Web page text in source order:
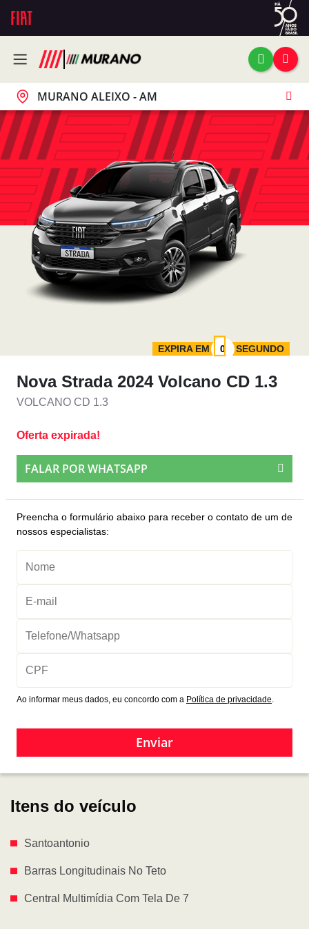
MURANO ALEIXO - AM
Itens do veículo
Santoantonio
Barras Longitudinais No Teto
Central Multimídia Com Tela De 7
EXPIRA EM SEGUNDO
Nova Strada 2024 Volcano CD 1.3
VOLCANO CD 1.3
Oferta expirada!
FALAR POR WHATSAPP
Preencha o formulário abaixo para receber o contato de um de
nossos especialistas:
Ao informar meus dados, eu concordo com a Política de privacidade
Enviar